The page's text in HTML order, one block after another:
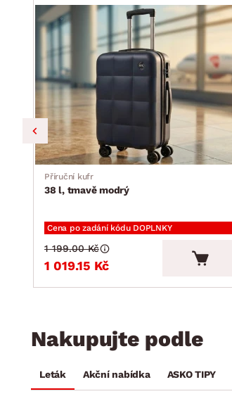
Příruční kufr
38 l, tmavě modrý
Cena po zadání kódu DOPLNKY
1 019.15 Kč
1 199.00 Kč
Nakupujte podle
Leták Akční nabídka ASKO TIPY